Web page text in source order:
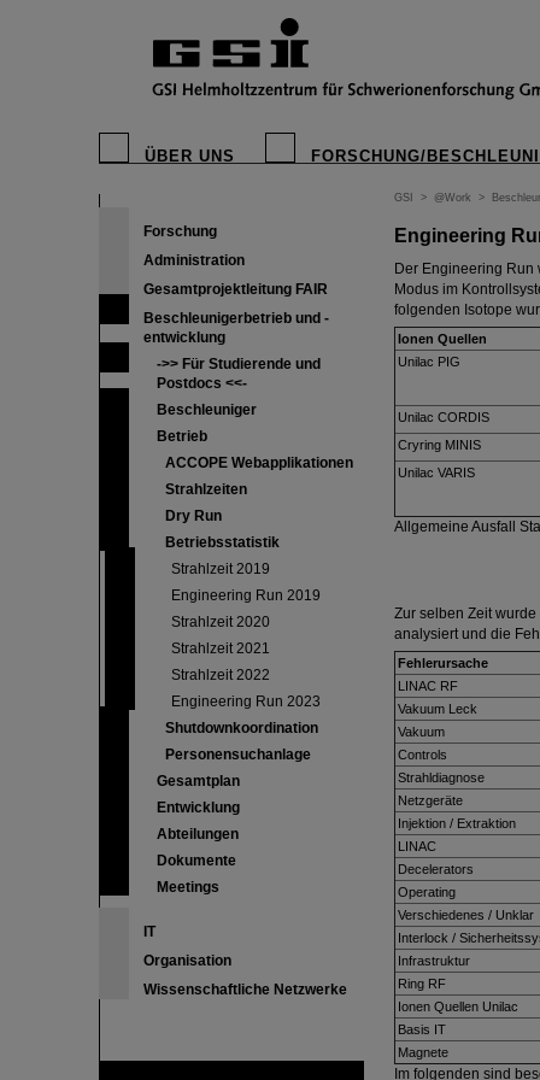
ÜBER UNS FORSCHUNG/
Forschung
Administration
Gesamtprojektleitung FAIR
Beschleunigerbetrieb und -
entwicklung
->> Für Studierende und
Postdocs <<-
Beschleuniger
Betrieb
ACCOPE Webapplikationen
Strahlzeiten
Dry Run
Betriebsstatistik
Strahlzeit 2019
Engineering Run 2019
Strahlzeit 2020
Strahlzeit 2021
Strahlzeit 2022
Engineering Run 2023
Shutdownkoordination
Personensuchanlage
Gesamtplan
Entwicklung
Abteilungen
Dokumente
Meetings
IT
Organisation
Wissenschaftliche Netzwerke
GSI > @Work >
Engineering
Der Engineering Run
Modus im
folgenden Isotope
Ionen Quellen
Unilac PIG
Unilac CORDIS
Cryring MINIS
Unilac VARIS
Allgemeine Ausfall
Zur selben Zeit
analysiert und die
Fehlerursache
LINAC RF
Vakuum Leck
Vakuum
Controls
Strahldiagnose
Netzgeräte
Injektion / Extraktion
LINAC
Decelerators
Operating
Verschiedenes / Unklar
Interlock /
Infrastruktur
Ring RF
Ionen Quellen Unilac
Basis IT
Magnete
Im folgenden sind